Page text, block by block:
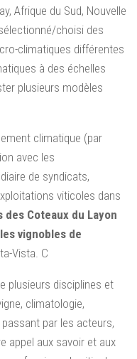
Afrique du Sud, Nouvelle
choisi des
climatiques différentes
à des échelles
plusieurs modèles
climatique (par
avec les
de syndicats,
viticoles dans
Coteaux du Layon
vignobles de
Vista. C
plusieurs disciplines et
climatologie,
par les acteurs,
appel aux savoir et aux